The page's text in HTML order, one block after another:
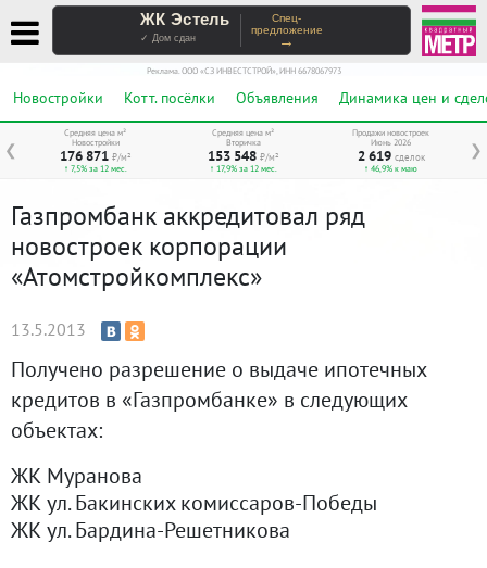
ЖК Эстель
✓ Дом сдан
Спец-
предложение
→
Реклама. ООО «СЗ ИНВЕСТСТРОЙ», ИНН 6678067973
Новостройки Котт. посёлки Объявления Динамика цен и
❮ ❯
Средняя цена м²
Новостройки
176 871 ₽/м²
↑ 7,5% за 12 мес.
Средняя цена м²
Вторичка
153 548 ₽/м²
↑ 17,9% за 12 мес.
Продажи новостроек
Июнь 2026
2 619 сделок
↑ 46,9% к маю
Газпромбанк аккредитовал ряд
новостроек корпорации
«Атомстройкомплекс»
13.5.2013
Получено разрешение о выдаче ипотечных
кредитов в «Газпромбанке» в следующих
объектах:
ЖК Муранова
ЖК ул. Бакинских комиссаров-Победы
ЖК ул. Бардина-Решетникова